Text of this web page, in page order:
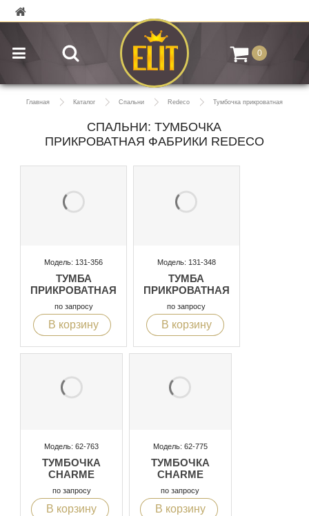
0
Главная Каталог Спальни Redeco Тумбочка прикроватная
СПАЛЬНИ: ТУМБОЧКА
ПРИКРОВАТНАЯ ФАБРИКИ REDECO
Модель: 131-356
ТУМБА
ПРИКРОВАТНАЯ
по запросу
В корзину
Модель: 131-348
ТУМБА
ПРИКРОВАТНАЯ
по запросу
В корзину
Модель: 62-763
ТУМБОЧКА
CHARME
по запросу
В корзину
Модель: 62-775
ТУМБОЧКА
CHARME
по запросу
В корзину